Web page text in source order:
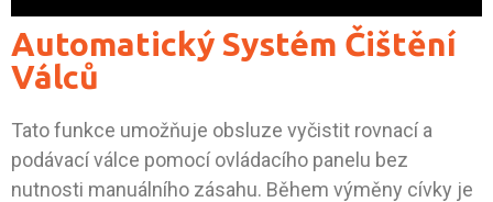
Automatický Systém Čištění
Válců
Tato funkce umožňuje obsluze vyčistit rovnací a
podávací válce pomocí ovládacího panelu bez
nutnosti manuálního zásahu. Během výměny cívky je